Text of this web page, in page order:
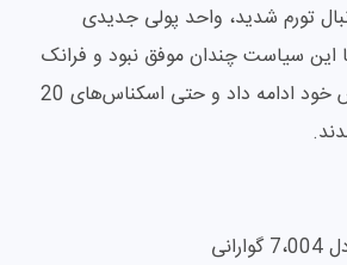
تورم شدید، واحد پولی جدیدی
این سیاست چندان موفق نبود و فرانک
همچنان به کاهش ارزش خود ادامه داد و حتی اسکناس‌های 20